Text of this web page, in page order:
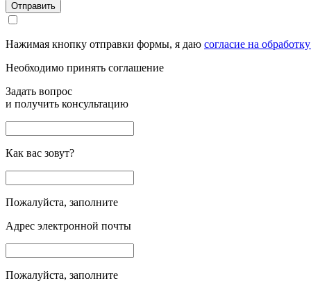
Отправить
Нажимая кнопку отправки формы, я даю согласие на
Необходимо принять соглашение
Задать вопрос
и получить консультацию
Как вас зовут?
Пожалуйста, заполните
Адрес электронной почты
Пожалуйста, заполните